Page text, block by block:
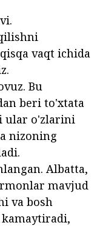
vaqt ichida
Bu
beri to'xtata
ular o'zlarini
nizoning
Albatta,
mavjud
va bosh